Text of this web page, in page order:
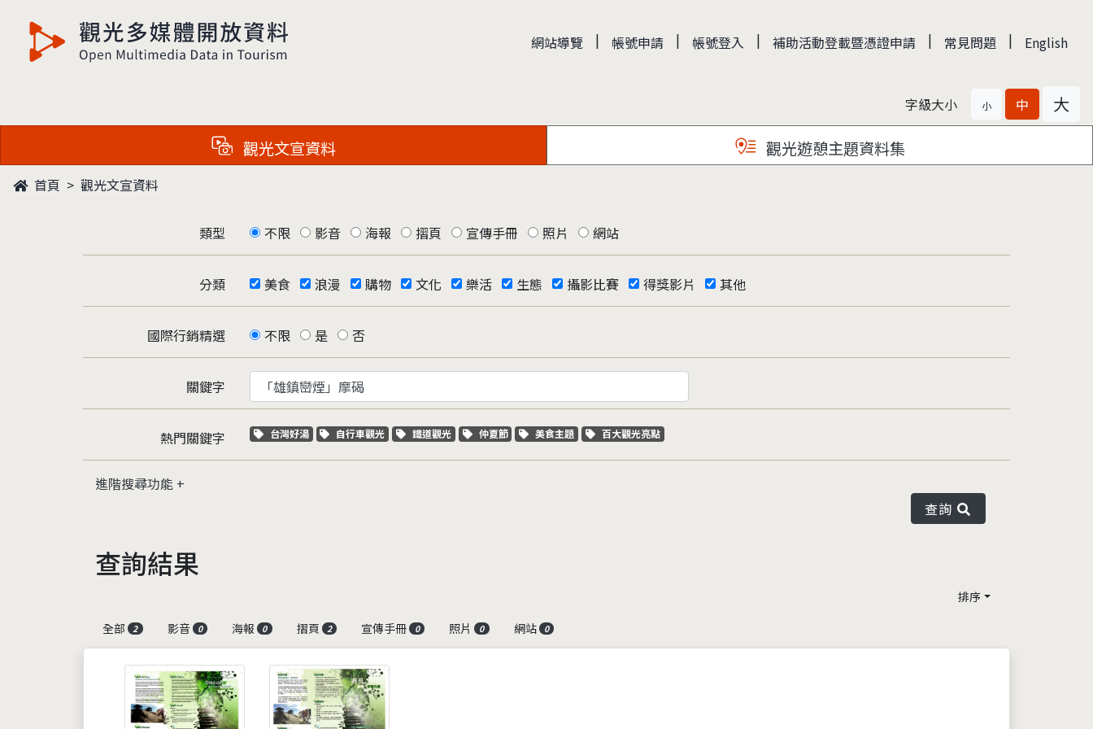
觀光多媒體開放資料 網站導覽 | 帳號申請 | 帳號登入 | 補助活動登載暨憑證申請 | 常見問題 | English
字級大小 小 中 大
觀光文宣資料 觀光遊憩主題資料集
首頁 觀光文宣資料
類型 不限 影音 海報 摺頁 宣傳手冊 照片 網站
分類 美食 浪漫 購物 文化 樂活 生態 攝影比賽 得獎影片 其他
國際行銷精選 不限 是 否
關鍵字
熱門關鍵字 關鍵字標籤
台灣好湯 關鍵字標籤
自行車觀光 關鍵字標籤
鐵道觀光 關鍵字標籤
仲夏節 關鍵字標籤
美食主題 關鍵字標籤
百大觀光亮點
進階搜尋功能
查詢
查詢結果
排序
全部
2 影音 0 海報 0 摺頁 2 宣傳手冊 0 照片 0 網站 0